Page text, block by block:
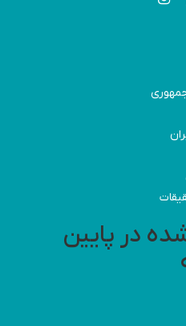
در پایین